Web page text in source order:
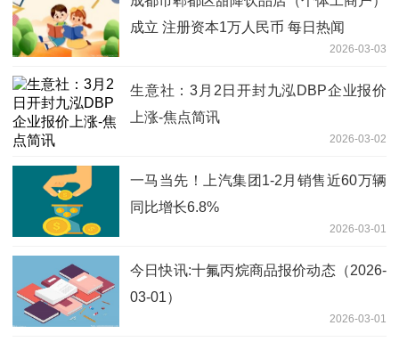
成立 注册资本1万人民币 每日热闻
2026-03-03
生意社：3月2日开封九泓DBP企业报价
上涨-焦点简讯
2026-03-02
一马当先！上汽集团1-2月销售近60万辆
同比增长6.8%
2026-03-01
今日快讯:十氟丙烷商品报价动态（2026-
03-01）
2026-03-01